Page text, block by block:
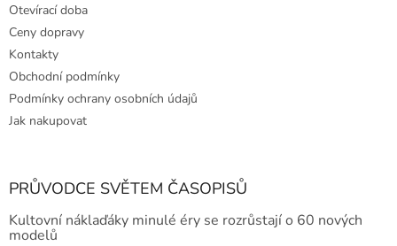
Otevírací doba
Ceny dopravy
Kontakty
Obchodní podmínky
Podmínky ochrany osobních údajů
Jak nakupovat
PRŮVODCE SVĚTEM ČASOPISŮ
Kultovní náklaďáky minulé éry se rozrůstají o 60 nových
modelů